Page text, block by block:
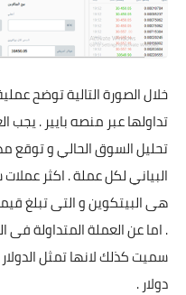
خلال الصورة التالية توضح
تداولها عبر منصه بايير . يجب
تحليل السوق الحالي و توقع
البياني لكل عملة . اكثر
دولار .